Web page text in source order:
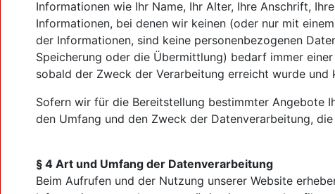
Informationen wie Ihr Name, Ihr Alter, Ihre Anschrift,
Informationen, bei denen wir keinen (oder nur mit
der Informationen, sind keine personenbezogenen
Speicherung oder die Übermittlung) bedarf immer
sobald der Zweck der Verarbeitung erreicht wurde
Sofern wir für die Bereitstellung bestimmter Angebote
den Umfang und den Zweck der Datenverarbeitung,
§ 4 Art und Umfang der Datenverarbeitung
Beim Aufrufen und der Nutzung unserer Website